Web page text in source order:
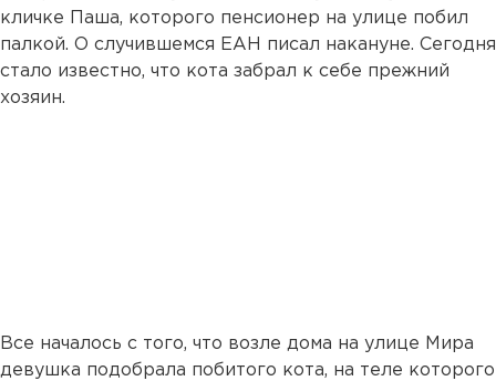
кличке Паша, которого пенсионер на улице побил
палкой. О случившемся ЕАН писал накануне. Сегодня
стало известно, что кота забрал к себе прежний
хозяин.
Все началось с того, что возле дома на улице Мира
девушка подобрала побитого кота, на теле которого